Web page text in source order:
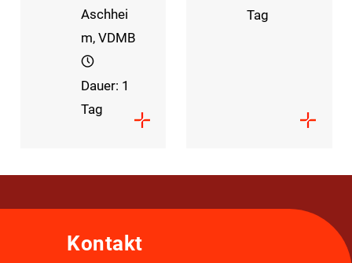
Aschhei
m, VDMB
Dauer: 1
Tag
Tag
Kontakt